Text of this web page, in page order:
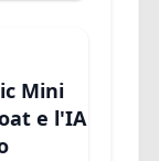
Mini
e l'IA